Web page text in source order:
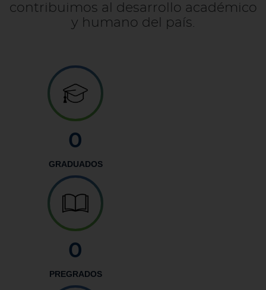
contribuimos al desarrollo académico
y humano del país.
0
GRADUADOS
0
PREGRADOS